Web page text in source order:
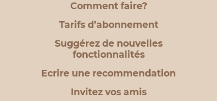
Comment faire?
Tarifs d’abonnement
Suggérez de nouvelles
fonctionnalités
Ecrire une recommendation
Invitez vos amis